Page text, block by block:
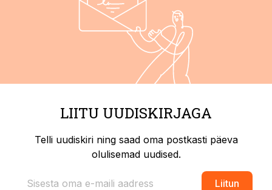
LIITU UUDISKIRJAGA
Telli uudiskiri ning saad oma postkasti päeva
olulisemad uudised.
Liitun